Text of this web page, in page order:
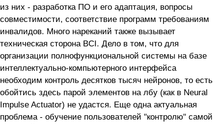
из них - разработка ПО и его адаптация, вопросы
совместимости, соответствие программ требованиям
инвалидов. Много нареканий также вызывает
техническая сторона BCI. Дело в том, что для
организации полнофункциональной системы на базе
интеллектуально-компьютерного интерфейса
необходим контроль десятков тысяч нейронов, то есть
обойтись здесь парой элементов на лбу (как в Neural
Impulse Actuator) не удастся. Еще одна актуальная
проблема - обучение пользователей "контролю" самой